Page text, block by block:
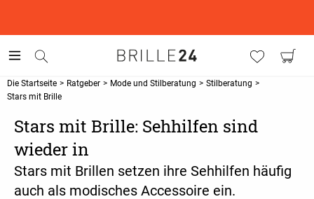
Die Startseite > Ratgeber > Mode und Stilberatung > Stilberatung >
Stars mit Brille
Stars mit Brille: Sehhilfen sind
wieder in
Stars mit Brillen setzen ihre Sehhilfen häufig
auch als modisches Accessoire ein.